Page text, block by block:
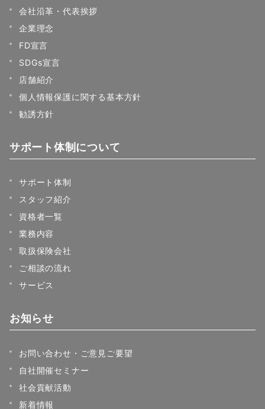
会社沿革・代表挨拶
企業理念
FD宣言
SDGs宣言
店舗紹介
個人情報保護に関する基本方針
勧誘方針
サポート体制について
サポート体制
スタッフ紹介
資格者一覧
業務内容
取扱保険会社
ご相談の流れ
サービス
お知らせ
お問い合わせ・ご意見ご要望
自社開催セミナー
社会貢献活動
新着情報